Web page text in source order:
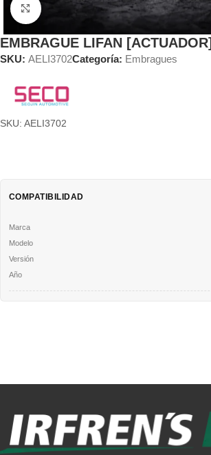
Clic para ampliar
EMBRAGUE LIFAN [ACTUADOR]
SKU: AELI3702Categoría: Embragues
SKU: AELI3702
COMPATIBILIDAD